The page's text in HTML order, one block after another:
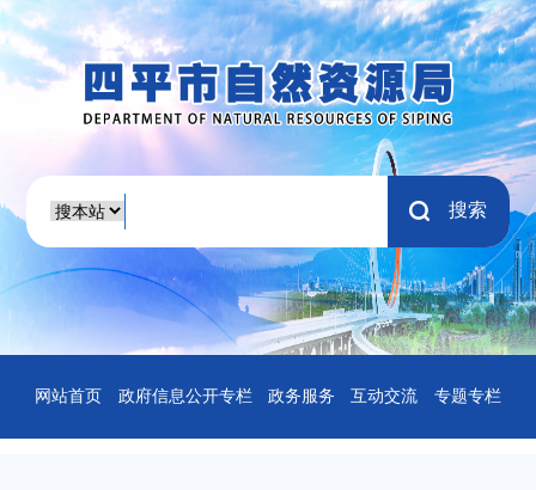
搜索
网站首页 政府信息公开专栏 政务服务 互动交流 专题专栏